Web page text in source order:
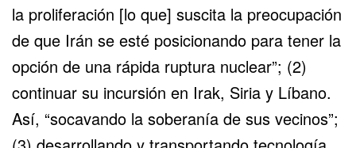
la proliferación [lo que] suscita la preocupación
de que Irán se esté posicionando para tener la
opción de una rápida ruptura nuclear”; (2)
continuar su incursión en Irak, Siria y Líbano.
Así, “socavando la soberanía de sus vecinos”;